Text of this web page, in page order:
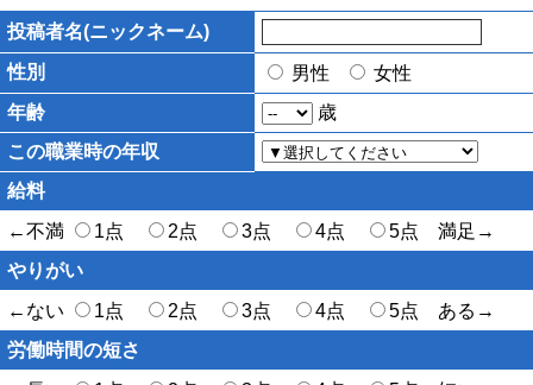
投稿者名(ニックネーム)
性別
男性
女性
年齢
歳
この職業時の年収
給料
←不満
1点 2点 3点 4点
5点 満足→
やりがい
←ない
1点 2点 3点 4点
5点 ある→
労働時間の短さ